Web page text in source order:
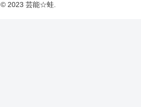
© 2023 芸能☆蛙.